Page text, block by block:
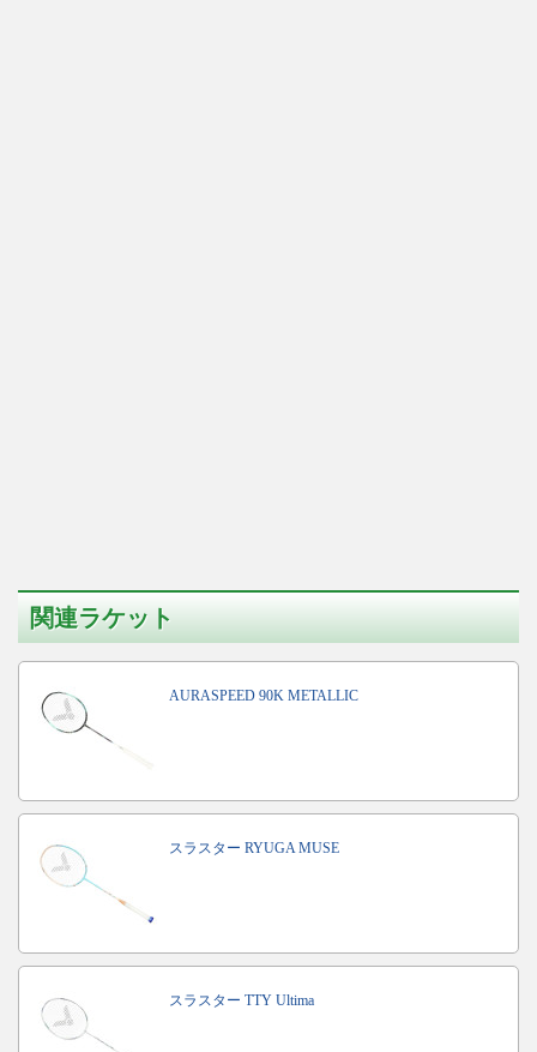
関連ラケット
AURASPEED 90K METALLIC
スラスター RYUGA MUSE
スラスター TTY Ultima